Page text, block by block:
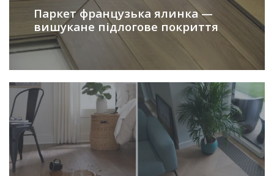
Паркет французька ялинка —
вишукане підлогове покриття